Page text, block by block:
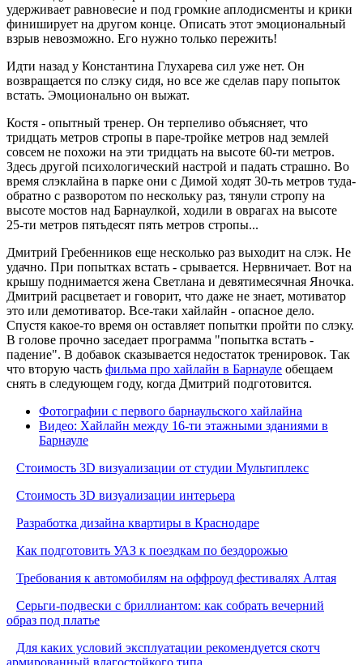
удерживает равновесие и под громкие аплодисменты и крики
финиширует на другом конце. Описать этот эмоциональный
взрыв невозможно. Его нужно только пережить!
Идти назад у Константина Глухарева сил уже нет. Он
возвращается по слэку сидя, но все же сделав пару попыток
встать. Эмоционально он выжат.
Костя - опытный тренер. Он терпеливо объясняет, что
тридцать метров стропы в паре-тройке метров над землей
совсем не похожи на эти тридцать на высоте 60-ти метров.
Здесь другой психологический настрой и падать страшно. Во
время слэклайна в парке они с Димой ходят 30-ть метров туда-
обратно с разворотом по нескольку раз, тянули стропу на
высоте мостов над Барнаулкой, ходили в оврагах на высоте
25-ти метров пятьдесят пять метров стропы...
Дмитрий Гребенников еще несколько раз выходит на слэк. Не
удачно. При попытках встать - срывается. Нервничает. Вот на
крышу поднимается жена Светлана и девятимесячная Яночка.
Дмитрий расцветает и говорит, что даже не знает, мотиватор
это или демотиватор. Все-таки хайлайн - опасное дело.
Спустя какое-то время он оставляет попытки пройти по слэку.
В голове прочно заседает программа "попытка встать -
падение". В добавок сказывается недостаток тренировок. Так
что вторую часть фильма про хайлайн в Барнауле обещаем
снять в следующем году, когда Дмитрий подготовится.
Фотографии с первого барнаульского хайлайна
Видео: Хайлайн между 16-ти этажными зданиями в
Барнауле
Стоимость 3D визуализации от студии Мультиплекс
Стоимость 3D визуализации интерьера
Разработка дизайна квартиры в Краснодаре
Как подготовить УАЗ к поездкам по бездорожью
Требования к автомобилям на оффроуд фестивалях Алтая
Серьги-подвески с бриллиантом: как собрать вечерний
образ под платье
Для каких условий эксплуатации рекомендуется скотч
армированный влагостойкого типа